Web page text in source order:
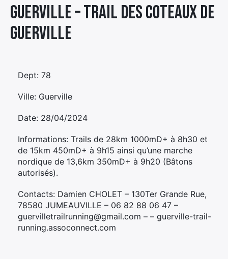
Guerville – TRAIL DES COTEAUX DE
GUERVILLE
Dept: 78
Ville: Guerville
Date: 28/04/2024
Informations: Trails de 28km 1000mD+ à 8h30 et
de 15km 450mD+ à 9h15 ainsi qu’une marche
nordique de 13,6km 350mD+ à 9h20 (Bâtons
autorisés).
Contacts: Damien CHOLET – 130Ter Grande Rue,
78580 JUMEAUVILLE – 06 82 88 06 47 –
guervilletrailrunning@gmail.com – – guerville-trail-
running.assoconnect.com
de
menu
Élément
de
Élément
de